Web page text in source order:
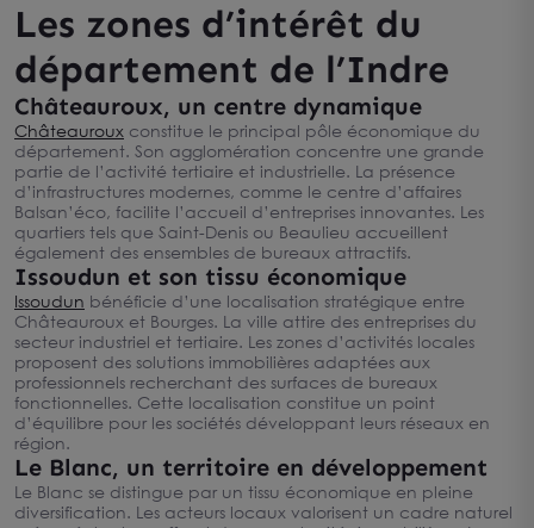
Les zones d’intérêt du
département de l’Indre
Châteauroux, un centre dynamique
Châteauroux constitue le principal pôle économique du
département. Son agglomération concentre une grande
partie de l’activité tertiaire et industrielle. La présence
d’infrastructures modernes, comme le centre d’affaires
Balsan’éco, facilite l’accueil d’entreprises innovantes. Les
quartiers tels que Saint-Denis ou Beaulieu accueillent
également des ensembles de bureaux attractifs.
Issoudun et son tissu économique
Issoudun bénéficie d’une localisation stratégique entre
Châteauroux et Bourges. La ville attire des entreprises du
secteur industriel et tertiaire. Les zones d’activités locales
proposent des solutions immobilières adaptées aux
professionnels recherchant des surfaces de bureaux
fonctionnelles. Cette localisation constitue un point
d’équilibre pour les sociétés développant leurs réseaux en
région.
Le Blanc, un territoire en développement
Le Blanc se distingue par un tissu économique en pleine
diversification. Les acteurs locaux valorisent un cadre naturel